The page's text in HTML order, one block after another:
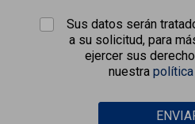
Sus datos serán
a su solicitud, para
ejercer sus
nuestra